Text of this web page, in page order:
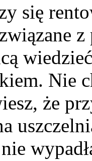
się
Nie
że